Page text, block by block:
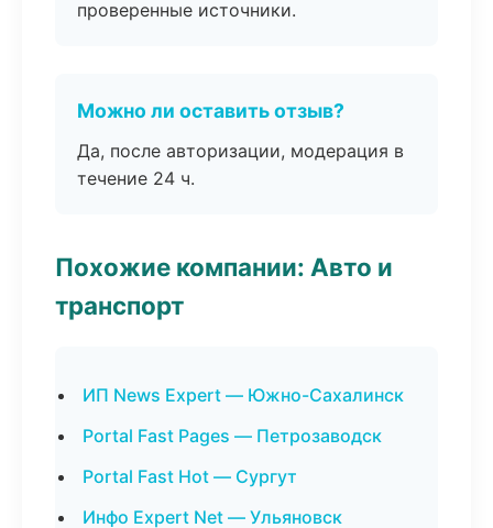
проверенные источники.
Можно ли оставить отзыв?
Да, после авторизации, модерация в
течение 24 ч.
Похожие компании: Авто и
транспорт
ИП News Expert — Южно-Сахалинск
Portal Fast Pages — Петрозаводск
Portal Fast Hot — Сургут
Инфо Expert Net — Ульяновск